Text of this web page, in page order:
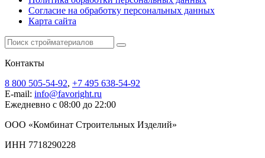
Согласие на обработку персональных данных
Карта сайта
Контакты
8 800 505-54-92, +7 495 638-54-92
E-mail: info@favoright.ru
Ежедневно с 08:00 до 22:00
ООО «Комбинат Строительных Изделий»
ИНН 7718290228